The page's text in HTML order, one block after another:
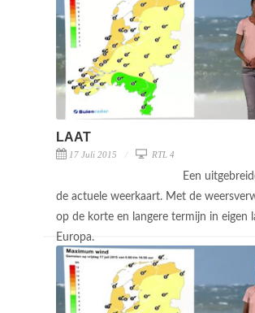
LAAT
17 Juli 2015 RTL 4
Een
de actuele weerkaart. Met de
op de korte en langere termijn in eigen
Europa.